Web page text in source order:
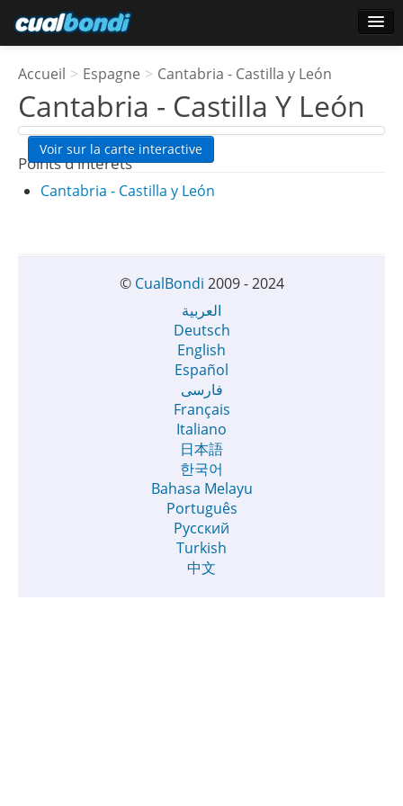
Utilisateurs étoile
Sondage
Accueil > Espagne > Cantabria - Castilla y León
Cantabria - Castilla Y León
Voir sur la carte interactive
Points d'interêts
Cantabria - Castilla y León
© CualBondi 2009 - 2024
العربية
Deutsch
English
Español
فارسی
Français
Italiano
日本語
한국어
Bahasa Melayu
Português
Русский
Turkish
中文